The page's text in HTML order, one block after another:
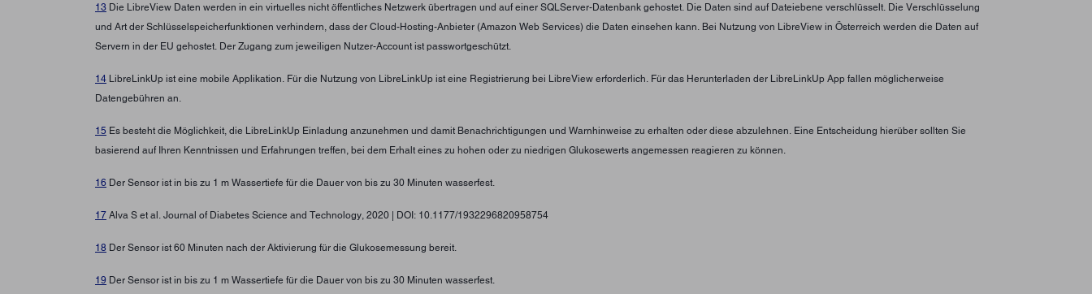
13 Die LibreView Daten werden in ein virtuelles nicht öffentliches Netzwerk übertragen und auf einer SQLServer-Datenbank gehostet. Die Daten sind auf Dateiebene verschlüsselt. Die Verschlüsselung
und Art der Schlüsselspeicherfunktionen verhindern, dass der Cloud-Hosting-Anbieter (Amazon Web Services) die Daten einsehen kann. Bei Nutzung von LibreView in Österreich werden die Daten auf
Servern in der EU gehostet. Der Zugang zum jeweiligen Nutzer-Account ist passwortgeschützt.
14 LibreLinkUp ist eine mobile Applikation. Für die Nutzung von LibreLinkUp ist eine Registrierung bei LibreView erforderlich. Für das Herunterladen der LibreLinkUp App fallen möglicherweise
Datengebühren an.
15 Es besteht die Möglichkeit, die LibreLinkUp Einladung anzunehmen und damit Benachrichtigungen und Warnhinweise zu erhalten oder diese abzulehnen. Eine Entscheidung hierüber sollten Sie
basierend auf Ihren Kenntnissen und Erfahrungen treffen, bei dem Erhalt eines zu hohen oder zu niedrigen Glukosewerts angemessen reagieren zu können.
16 Der Sensor ist in bis zu 1 m Wassertiefe für die Dauer von bis zu 30 Minuten wasserfest.
17 Alva S et al. Journal of Diabetes Science and Technology, 2020 | DOI: 10.1177/1932296820958754
18 Der Sensor ist 60 Minuten nach der Aktivierung für die Glukosemessung bereit.
19 Der Sensor ist in bis zu 1 m Wassertiefe für die Dauer von bis zu 30 Minuten wasserfest.